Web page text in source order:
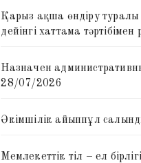
Қарыз ақша өндіру туралы
дейінгі хаттама тәртібімен
Назначен
28/07/2026
Әкімшілік айыппұл
Мемлекеттік тіл – ел